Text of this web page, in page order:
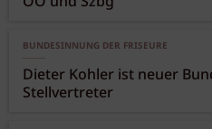
BUNDESINNUNG DER FRISEURE
Dieter Kohler ist neuer
Stellvertreter